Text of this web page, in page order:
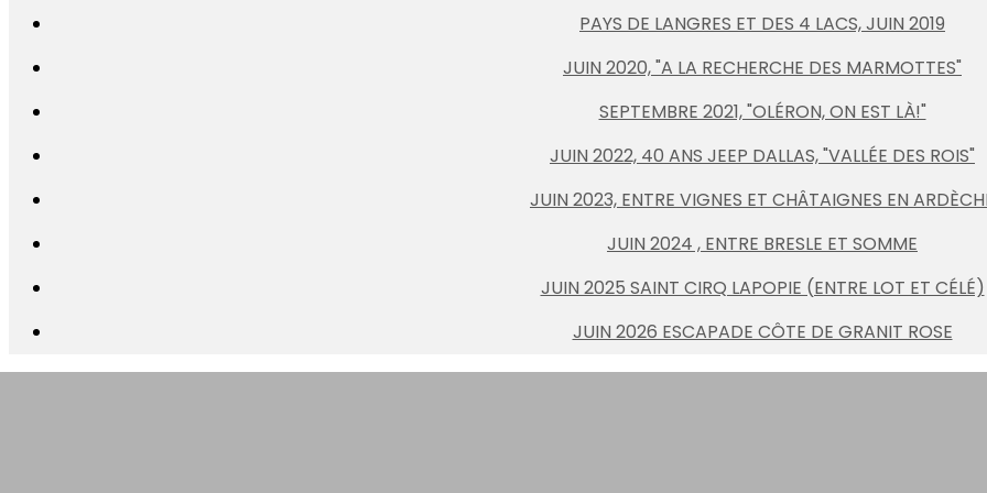
PAYS DE LANGRES ET DES 4 LACS, JUIN 2019
JUIN 2020, "A LA RECHERCHE DES MARMOTTES"
SEPTEMBRE 2021, "OLÉRON, ON EST LÀ!"
JUIN 2022, 40 ANS JEEP DALLAS, "VALLÉE DES ROIS"
JUIN 2023, ENTRE VIGNES ET CHÂTAIGNES EN
JUIN 2024 , ENTRE BRESLE ET SOMME
JUIN 2025 SAINT CIRQ LAPOPIE (ENTRE LOT ET CÉLÉ)
JUIN 2026 ESCAPADE CÔTE DE GRANIT ROSE